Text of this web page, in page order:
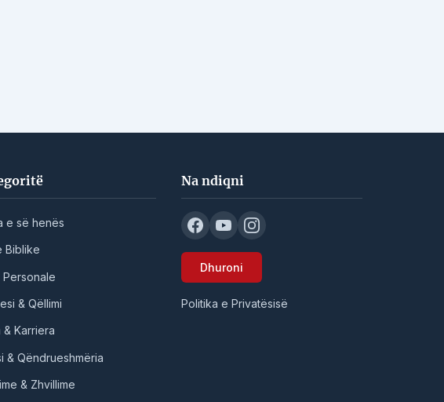
e së henës
Biblike
Personale
& Qëllimi
& Karriera
& Qëndrueshmëria
& Zhvillime
Na ndiqni
Dhuroni
Politika e Privatësisë